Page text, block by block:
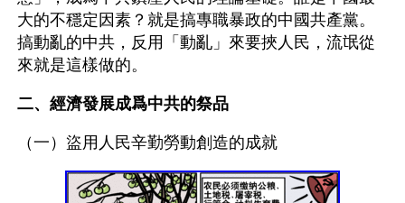
大的不穩定因素？就是搞專職暴政的中國共產黨。
搞動亂的中共，反用「動亂」來要挾人民，流氓從
來就是這樣做的。
二、經濟發展成爲中共的祭品
（一）盜用人民辛勤勞動創造的成就